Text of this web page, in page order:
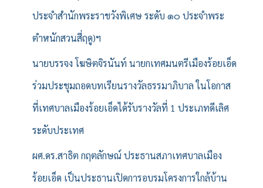
ประจำสำนักพระราชวังพิเศษ ระดับ ๑๐ ประจำพระ
ตำหนักสวนสี่ฤดู)ฯ
นายบรรจง โฆษิตจิรนันท์ นายกเทศมนตรีเมืองร้อยเอ็ด
ร่วมประชุมถอดบทเรียนรางวัลธรรมาภิบาล ในโอกาส
ที่เทศบาลเมืองร้อยเอ็ดได้รับรางวัลที่ 1 ประเภทดีเลิศ
ระดับประเทศ
ผศ.ดร.สาธิต กฤตลักษณ์ ประธานสภาเทศบาลเมือง
ร้อยเอ็ด เป็นประธานเปิดการอบรมโครงการใกล้บ้าน